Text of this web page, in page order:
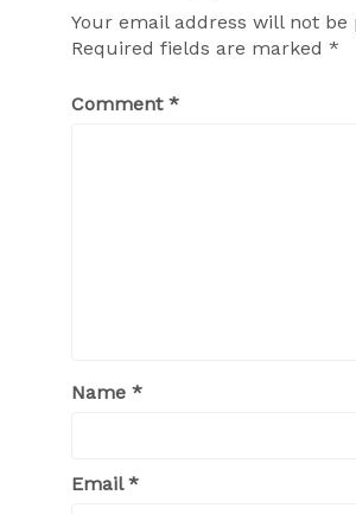
Your email address will not be
Required fields are marked *
Comment *
Name *
Email*